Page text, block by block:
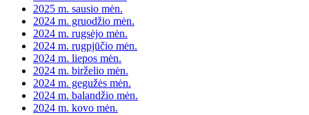
2025 m. sausio mėn.
2024 m. gruodžio mėn.
2024 m. rugsėjo mėn.
2024 m. rugpjūčio mėn.
2024 m. liepos mėn.
2024 m. birželio mėn.
2024 m. gegužės mėn.
2024 m. balandžio mėn.
2024 m. kovo mėn.